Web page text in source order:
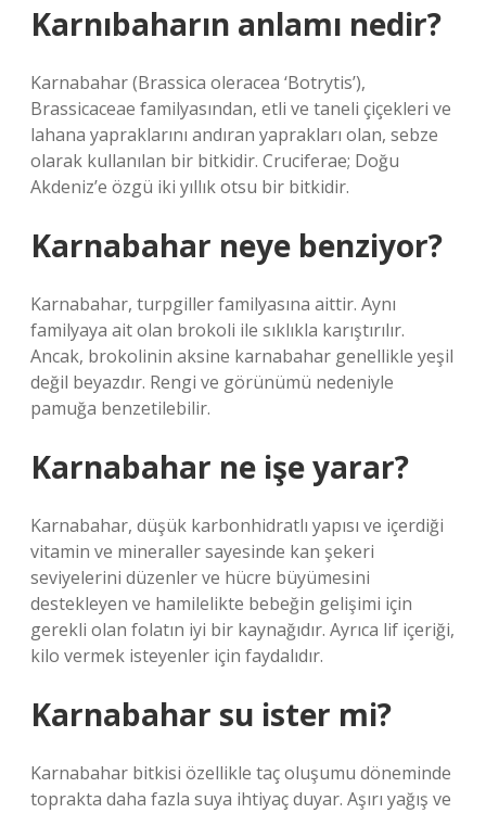
Karnıbaharın anlamı nedir?
Karnabahar (Brassica oleracea ‘Botrytis’),
Brassicaceae familyasından, etli ve taneli çiçekleri ve
lahana yapraklarını andıran yaprakları olan, sebze
olarak kullanılan bir bitkidir. Cruciferae; Doğu
Akdeniz’e özgü iki yıllık otsu bir bitkidir.
Karnabahar neye benziyor?
Karnabahar, turpgiller familyasına aittir. Aynı
familyaya ait olan brokoli ile sıklıkla karıştırılır.
Ancak, brokolinin aksine karnabahar genellikle yeşil
değil beyazdır. Rengi ve görünümü nedeniyle
pamuğa benzetilebilir.
Karnabahar ne işe yarar?
Karnabahar, düşük karbonhidratlı yapısı ve içerdiği
vitamin ve mineraller sayesinde kan şekeri
seviyelerini düzenler ve hücre büyümesini
destekleyen ve hamilelikte bebeğin gelişimi için
gerekli olan folatın iyi bir kaynağıdır. Ayrıca lif içeriği,
kilo vermek isteyenler için faydalıdır.
Karnabahar su ister mi?
Karnabahar bitkisi özellikle taç oluşumu döneminde
toprakta daha fazla suya ihtiyaç duyar. Aşırı yağış ve